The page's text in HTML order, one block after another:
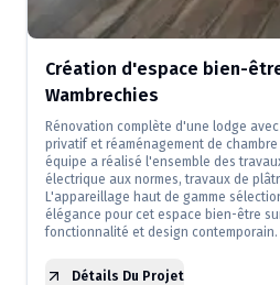
Création d'espace bien-
Wambrechies
Rénovation complète d'une lodge
privatif et réaménagement de chambre
équipe a réalisé l'ensemble des
électrique aux normes, travaux de
L'appareillage haut de gamme
élégance pour cet espace bien-être
fonctionnalité et design contemporain.
Détails Du Projet